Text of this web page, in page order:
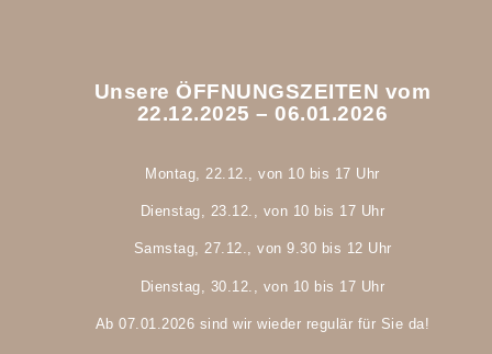
Unsere ÖFFNUNGSZEITEN vom
22.12.2025 – 06.01.2026
Montag, 22.12., von 10 bis 17 Uhr
Dienstag, 23.12., von 10 bis 17 Uhr
Samstag, 27.12., von 9.30 bis 12 Uhr
Dienstag, 30.12., von 10 bis 17 Uhr
Ab 07.01.2026 sind wir wieder regulär für Sie da!